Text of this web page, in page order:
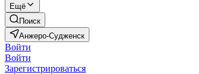
Ещё
Поиск
Анжеро-Судженск
Войти
Войти
Зарегистрироваться